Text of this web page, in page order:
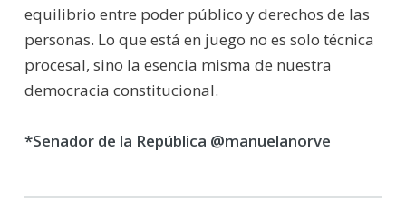
equilibrio entre poder público y derechos de las
personas. Lo que está en juego no es solo técnica
procesal, sino la esencia misma de nuestra
democracia constitucional.
*Senador de la República @manuelanorve